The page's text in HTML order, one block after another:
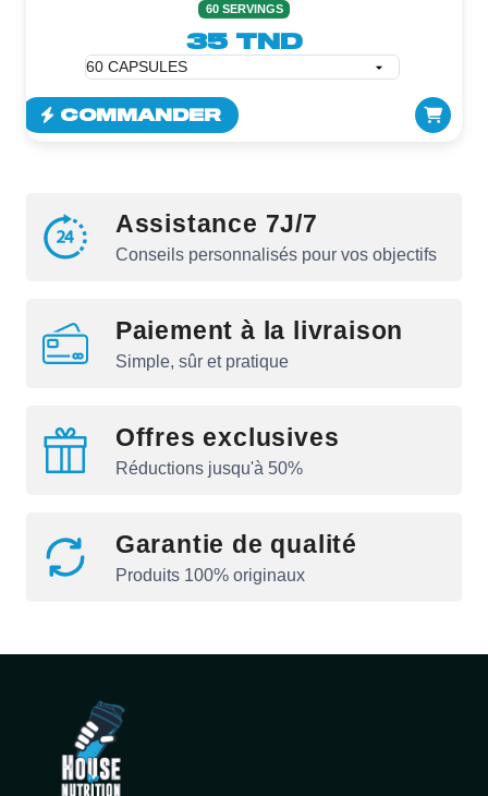
60 SERVINGS
35 TND
COMMANDER
Assistance 7J/7
Conseils personnalisés pour vos objectifs
Paiement à la livraison
Simple, sûr et pratique
Offres exclusives
Réductions jusqu'à 50%
Garantie de qualité
Produits 100% originaux